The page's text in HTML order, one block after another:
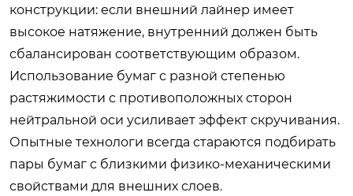
конструкции: если внешний лайнер имеет
высокое натяжение, внутренний должен быть
сбалансирован соответствующим образом.
Использование бумаг с разной степенью
растяжимости с противоположных сторон
нейтральной оси усиливает эффект скручивания.
Опытные технологи всегда стараются подбирать
пары бумаг с близкими физико-механическими
свойствами для внешних слоев.